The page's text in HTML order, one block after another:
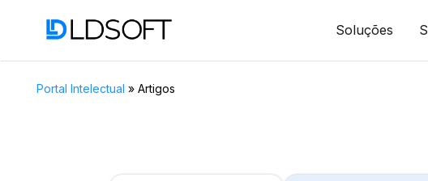
Soluções
Portal Intelectual » Artigos